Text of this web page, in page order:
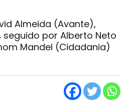
Almeida (Avante),
seguido por Alberto Neto
Mandel (Cidadania)